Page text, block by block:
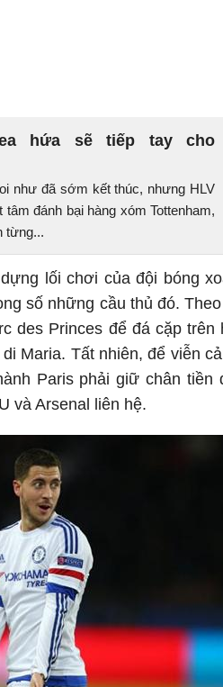
hứa sẽ tiếp tay cho
như đã sớm kết thúc, nhưng HLV
đánh bại hàng xóm Tottenham,
từng...
lối chơi của đội bóng
số những cầu thủ đó.
des Princes để đá cặp trên
Maria. Tất nhiên, để viễn
Paris phải giữ chân tiền
và Arsenal liên hệ.